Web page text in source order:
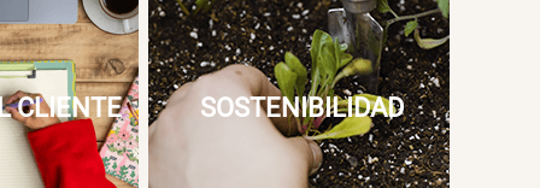
CLIENTE SOSTENIBILIDAD